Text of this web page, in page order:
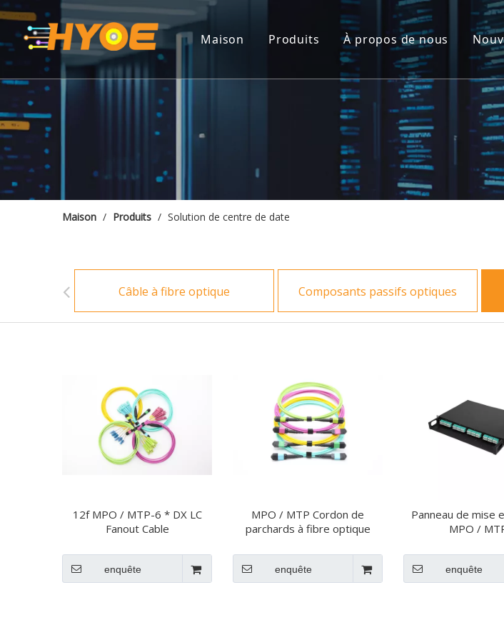
Maison Produits
Câble à fibre optique
Composants passifs optiques
Solution de centre de date
Solution FTTA
Close de fermeture en fibre optique et
À propos de nous
Maison / Produits / Solution de centre de date
Câble à fibre optique Composants passifs optiques
12f MPO / MTP-6 * DX LC
Fanout Cable
enquête
MPO / MTP Cordon de
parchards à fibre optique
enquête
Panneau de mise
MPO /
enquête